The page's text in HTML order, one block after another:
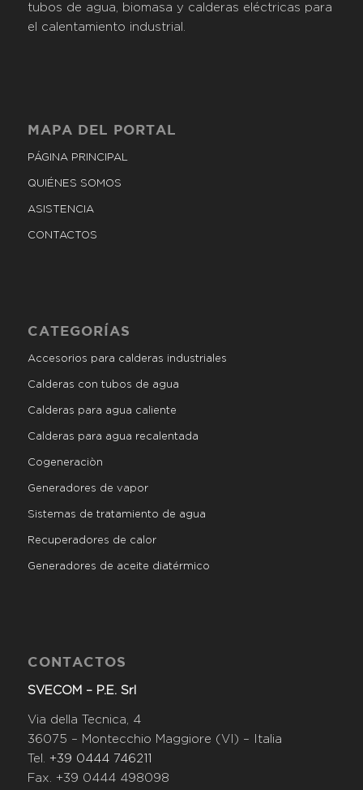
tubos de agua, biomasa y calderas eléctricas para
el calentamiento industrial.
MAPA DEL PORTAL
PÁGINA PRINCIPAL
QUIÉNES SOMOS
ASISTENCIA
CONTACTOS
CATEGORÍAS
Accesorios para calderas industriales
Calderas con tubos de agua
Calderas para agua caliente
Calderas para agua recalentada
Cogeneraciòn
Generadores de vapor
Sistemas de tratamiento de agua
Recuperadores de calor
Generadores de aceite diatérmico
CONTACTOS
SVECOM – P.E. Srl
Via della Tecnica, 4
36075 – Montecchio Maggiore (VI) – Italia
Tel. +39 0444 746211
Fax. +39 0444 498098